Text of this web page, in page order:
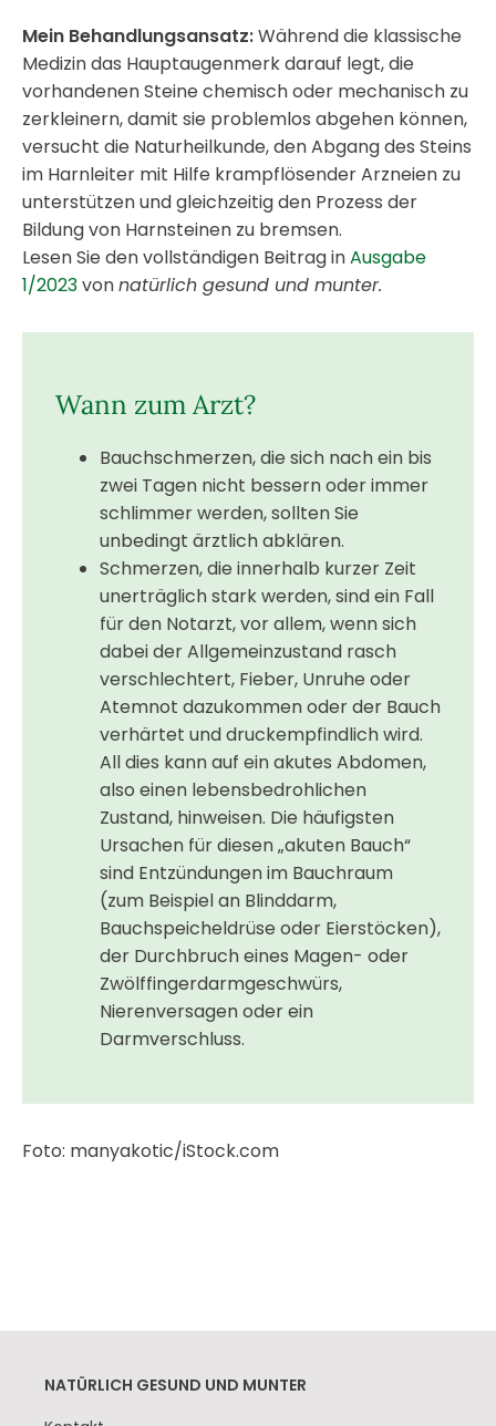
Mein Behandlungsansatz:Während die klassische
Medizin das Hauptaugenmerk darauf legt, die
vorhandenen Steine chemisch oder mechanisch zu
zerkleinern, damit sie problemlos abgehen können,
versucht die Naturheilkunde, den Abgang des Steins
im Harnleiter mit Hilfe krampflösender Arzneien zu
unterstützen und gleichzeitig den Prozess der
Bildung von Harnsteinen zu bremsen.
Lesen Sie den vollständigen Beitrag inAusgabe
1/2023vonnatürlich gesund und munter.
Wann zum Arzt?
Bauchschmerzen, die sich nach ein bis
zwei Tagen nicht bessern oder immer
schlimmer werden, sollten Sie
unbedingt ärztlich abklären.
Schmerzen, die innerhalb kurzer Zeit
unerträglich stark werden, sind ein Fall
für den Notarzt, vor allem, wenn sich
dabei der Allgemeinzustand rasch
verschlechtert, Fieber, Unruhe oder
Atemnot dazukommen oder der Bauch
verhärtet und druckempfindlich wird.
All dies kann auf ein akutes Abdomen,
also einen lebensbedrohlichen
Zustand, hinweisen. Die häufigsten
Ursachen für diesen „akuten Bauch“
sind Entzündungen im Bauchraum
(zum Beispiel an Blinddarm,
Bauchspeicheldrüse oder Eierstöcken),
der Durchbruch eines Magen- oder
Zwölffingerdarm­geschwürs,
Nierenversagen oder ein
Darmverschluss.
Foto: manyakotic/iStock.com
NATÜRLICH GESUND UND MUNTER